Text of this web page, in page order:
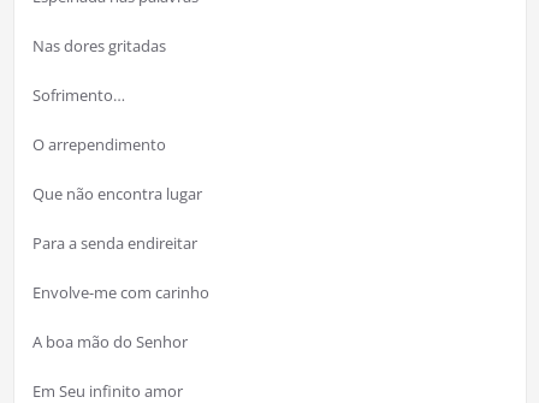
Nas dores gritadas
Sofrimento…
O arrependimento
Que não encontra lugar
Para a senda endireitar
Envolve-me com carinho
A boa mão do Senhor
Em Seu infinito amor